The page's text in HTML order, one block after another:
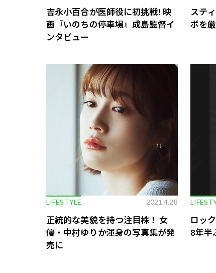
吉永小百合が医師役に初挑戦! 映
画『いのちの停車場』成島監督イ
ンタビュー
ステ
ボを
LIFESTYLE 2021.4.28
正統的な美貌を持つ注目株！ 女
優・中村ゆりか渾身の写真集が発
売に
ロッ
8年半